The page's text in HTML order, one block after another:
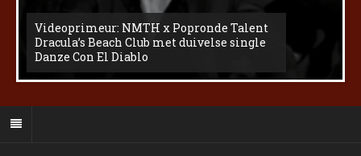
Videoprimeur: NMTH x Popronde Talent
Dracula’s Beach Club met duivelse single
Danze Con El Diablo